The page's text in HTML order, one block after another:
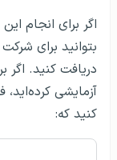
اگر برای انجام
آزمایشی
کنید که: